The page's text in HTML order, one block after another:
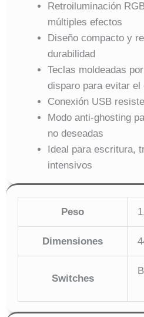
Retroiluminación
múltiples efectos
Diseño compacto y
durabilidad
Teclas moldeadas
disparo para evitar
Conexión USB
Modo anti-ghosting
no deseadas
Ideal para escritura,
intensivos
Peso
Dimensiones
Switches